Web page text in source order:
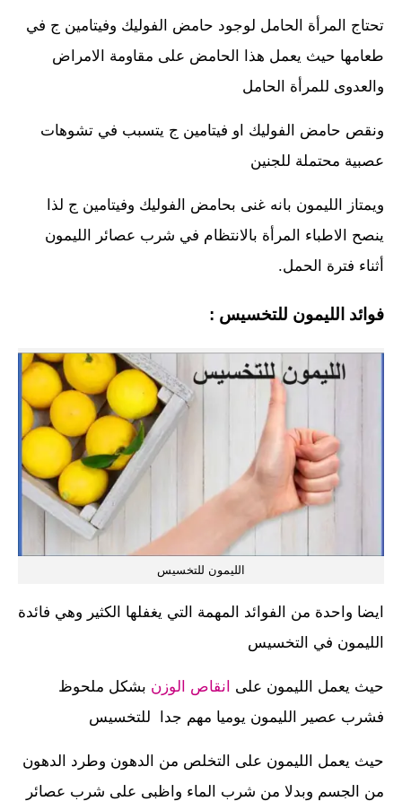
تحتاج المرأة الحامل لوجود حامض الفوليك وفيتامين ج في
طعامها حيث يعمل هذا الحامض على مقاومة الامراض
والعدوى للمرأة الحامل
ونقص حامض الفوليك او فيتامين ج يتسبب في تشوهات
عصبية محتملة للجنين
ويمتاز الليمون بانه غنى بحامض الفوليك وفيتامين ج لذا
ينصح الاطباء المرأة بالانتظام في شرب عصائر الليمون
أثناء فترة الحمل.
فوائد الليمون للتخسيس :
الليمون للتخسيس
ايضا واحدة من الفوائد المهمة التي يغفلها الكثير وهي فائدة
الليمون في التخسيس
حيث يعمل الليمون على انقاص الوزن بشكل ملحوظ
فشرب عصير الليمون يوميا مهم جدا للتخسيس
حيث يعمل الليمون على التخلص من الدهون وطرد الدهون
من الجسم وبدلا من شرب الماء واظبى على شرب عصائر